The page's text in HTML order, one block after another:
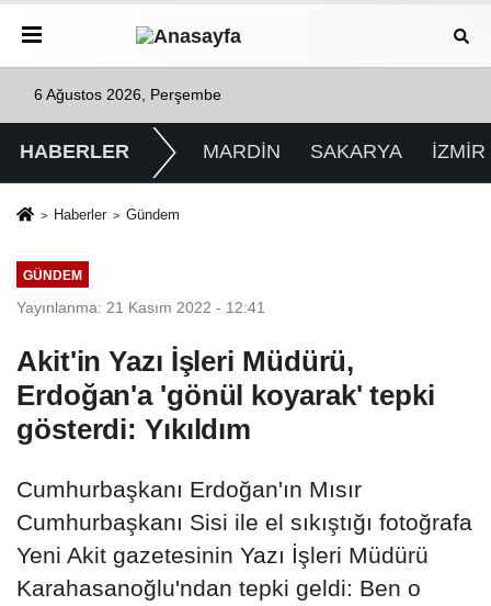
6 Ağustos 2026, Perşembe
HABERLER MARDİN SAKARYA İZMİR
Haberler Gündem
GÜNDEM
Yayınlanma: 21 Kasım 2022 - 12:41
Akit'in Yazı İşleri Müdürü,
Erdoğan'a 'gönül koyarak' tepki
gösterdi: Yıkıldım
Cumhurbaşkanı Erdoğan'ın Mısır
Cumhurbaşkanı Sisi ile el sıkıştığı fotoğrafa
Yeni Akit gazetesinin Yazı İşleri Müdürü
Karahasanoğlu'ndan tepki geldi: Ben o